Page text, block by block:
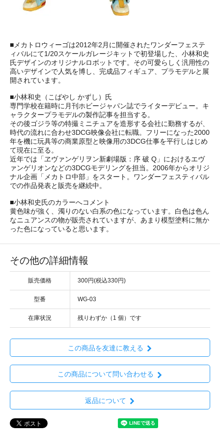
■メカトロウィーゴは2012年2月に開催されたワンダーフェステ
ィバルにて1/20スケールガレージキットで初登場した、小林和史
氏デザインのオリジナルロボットです。その可愛らしく汎用性の
高いデザインで人気を博し、完成品フィギュア、プラモデルと展
開されています。
■小林和史（こばやし かずし）氏
専門学校在籍時に月刊ホビージャパン誌でライターデビュー。キ
ャラクタープラモデルの製作記事を担当する。
その後ゴジラ等の特撮ミニチュアを造形する会社に勤務するが、
時代の流れに合わせ3DCG映像会社に転職。フリーになった2000
年を機に玩具等の商業原型と映像用の3DCG仕事を平行しはじめ
て現在に至る。
近年では「ヱヴァンゲリヲン新劇場版：序 破 Q」におけるエヴ
ァンゲリオンなどの3DCGモデリングを担当。2006年からオリジ
ナル企画「メカトロ中部」をスタート。ワンダーフェスティバル
での作品発表と販売を継続中。
■小林和史氏のカラーへコメント
黄色味が強く、濁りのない白系の色になっています。白色は色ん
なニュアンスの物が販売されていますが、あまり模型塗料に無か
った色になっていると思います。
その他の詳細情報
販売価格 300円(税込330円)
型番 WG-03
在庫状況 残りわずか（1 個）です
この商品を友達に教える
この商品について問い合わせる
返品について